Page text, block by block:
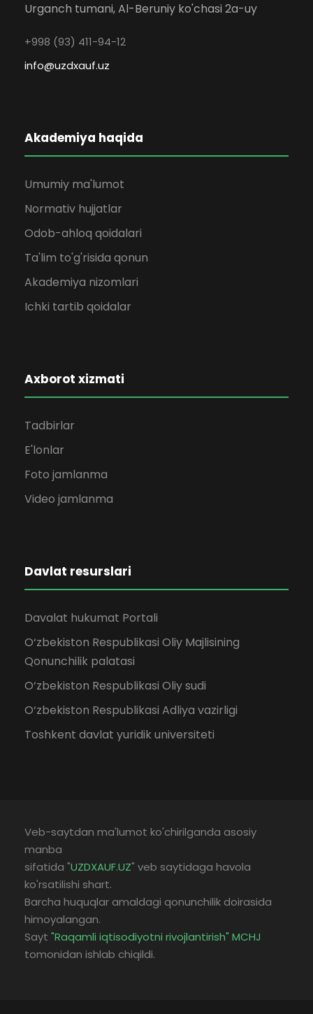
Urganch tumani, Al-Beruniy ko'chasi 2a-uy
+998 (93) 411-94-12
info@uzdxauf.uz
Akademiya haqida
Umumiy ma'lumot
Normativ hujjatlar
Odob-ahloq qoidalari
Ta'lim to'g'risida qonun
Akademiya nizomlari
Ichki tartib qoidalar
Axborot xizmati
Tadbirlar
E'lonlar
Foto jamlanma
Video jamlanma
Davlat resurslari
Davalat hukumat Portali
O‘zbekiston Respublikasi Oliy Majlisining
Qonunchilik palatasi
O‘zbekiston Respublikasi Oliy sudi
O‘zbekiston Respublikasi Adliya vazirligi
Toshkent davlat yuridik universiteti
Veb-saytdan ma'lumot ko'chirilganda asosiy
manba
sifatida "UZDXAUF.UZ" veb saytidaga havola
ko'rsatilishi shart.
Barcha huquqlar amaldagi qonunchilik doirasida
himoyalangan.
Sayt "Raqamli iqtisodiyotni rivojlantirish" MCHJ
tomonidan ishlab chiqildi.